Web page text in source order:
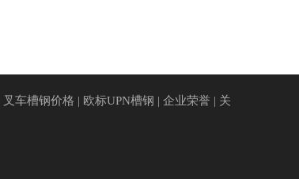
叉车槽钢价格 | 欧标UPN槽钢 | 企业荣誉 | 关